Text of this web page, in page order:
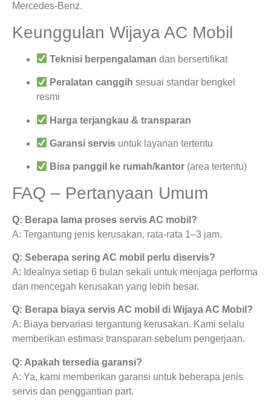
Mercedes-Benz.
Keunggulan Wijaya AC Mobil
Teknisi berpengalaman dan bersertifikat
Peralatan canggih sesuai standar bengkel
resmi
Harga terjangkau & transparan
Garansi servis untuk layanan tertentu
Bisa panggil ke rumah/kantor (area tertentu)
FAQ – Pertanyaan Umum
Q: Berapa lama proses servis AC mobil?
A: Tergantung jenis kerusakan, rata-rata 1–3 jam.
Q: Seberapa sering AC mobil perlu diservis?
A: Idealnya setiap 6 bulan sekali untuk menjaga performa
dan mencegah kerusakan yang lebih besar.
Q: Berapa biaya servis AC mobil di Wijaya AC Mobil?
A: Biaya bervariasi tergantung kerusakan. Kami selalu
memberikan estimasi transparan sebelum pengerjaan.
Q: Apakah tersedia garansi?
A: Ya, kami memberikan garansi untuk beberapa jenis
servis dan penggantian part.